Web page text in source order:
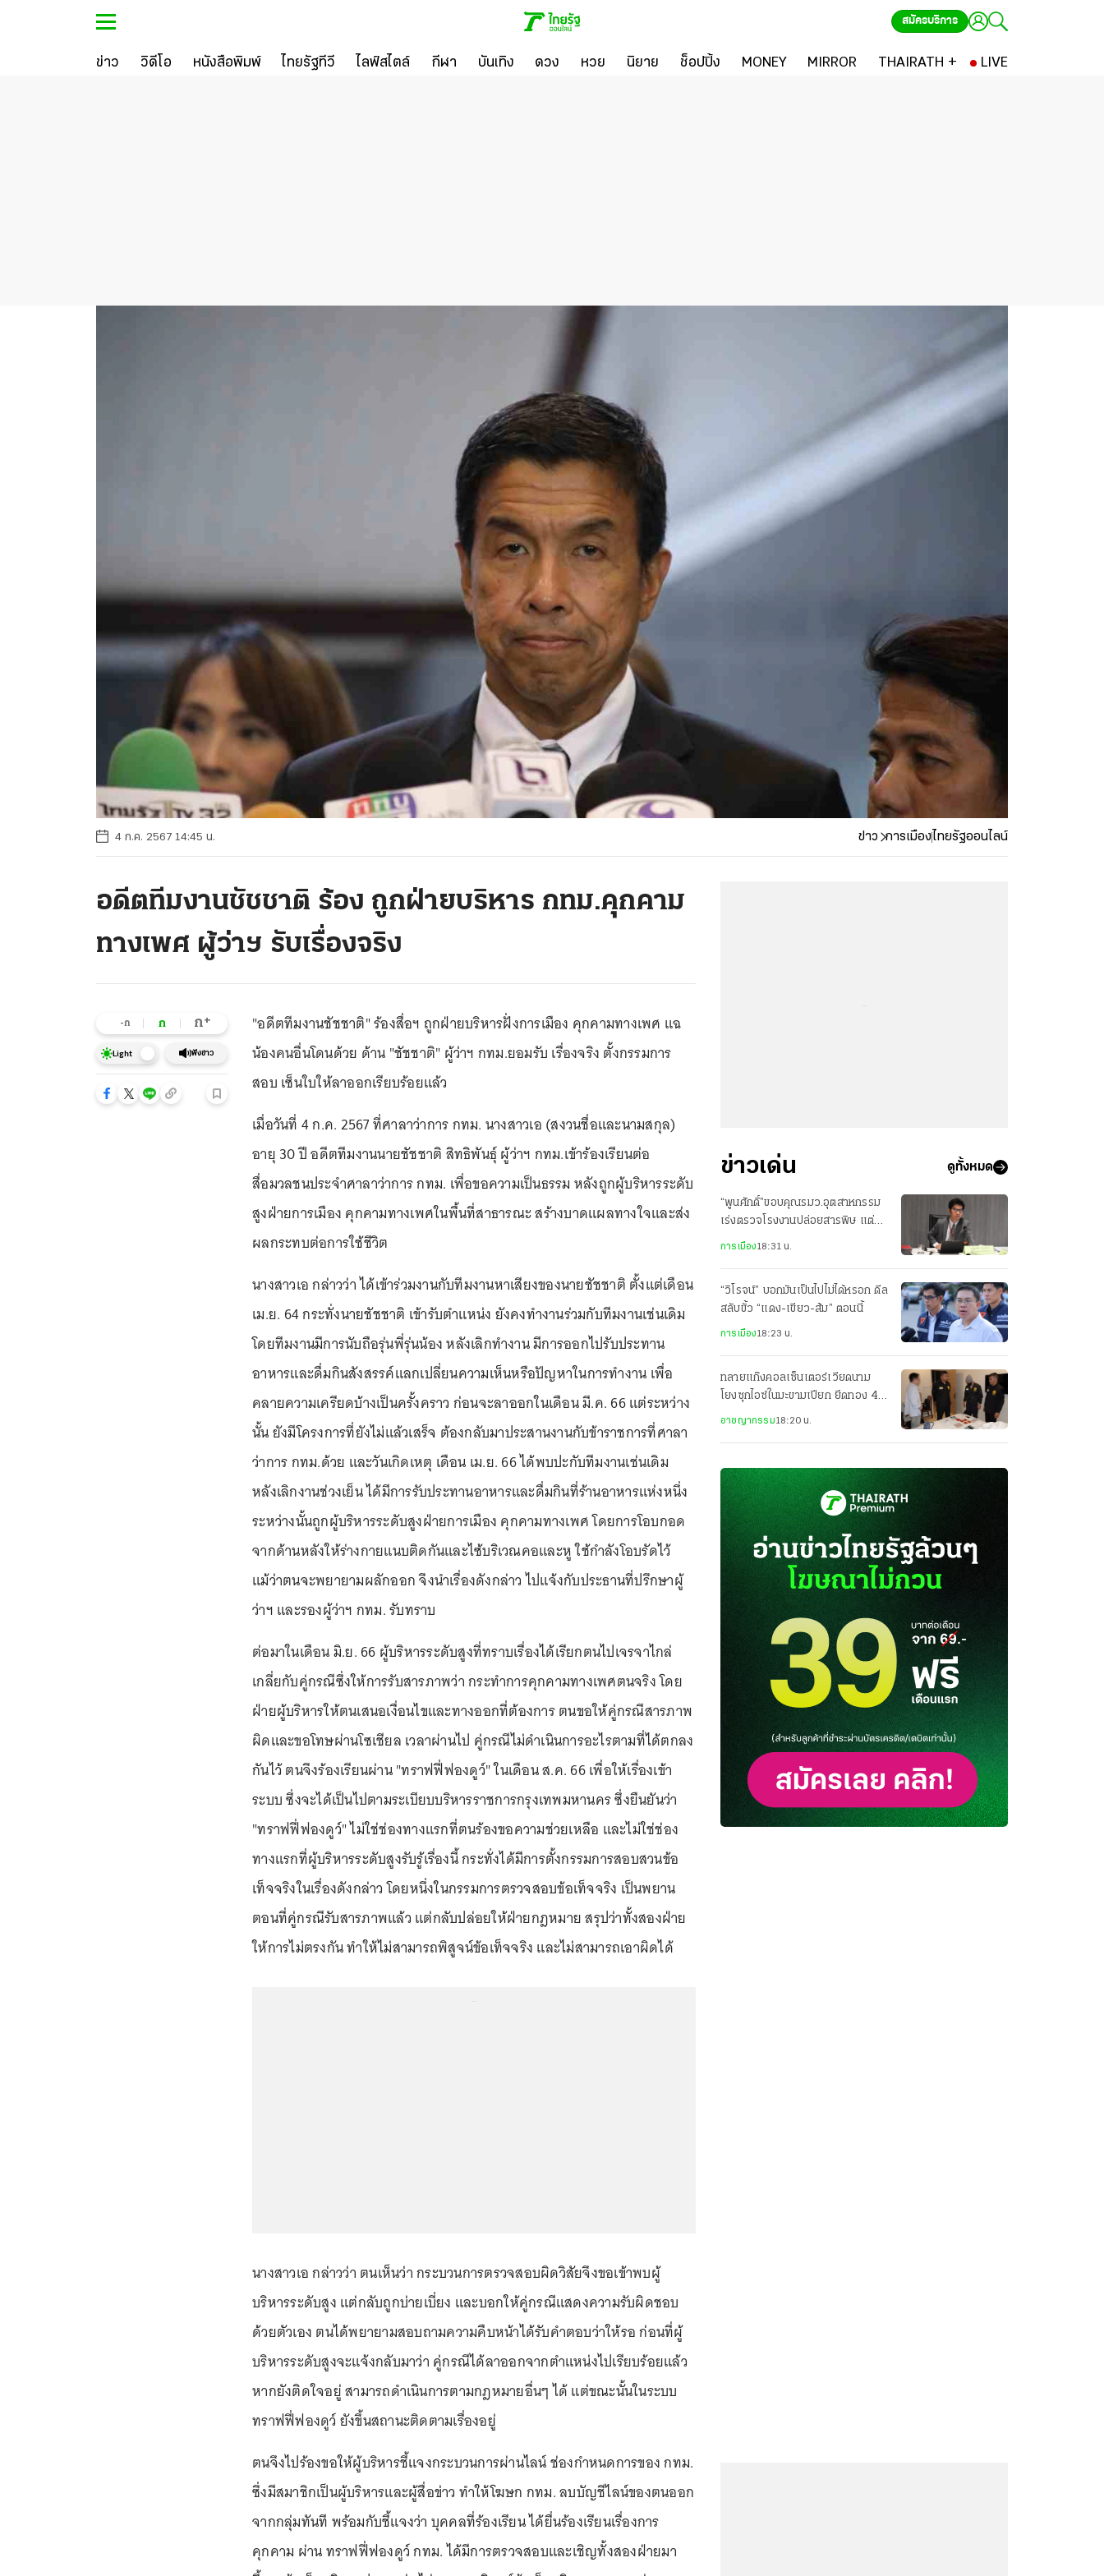
สมัครบริการ
ข่าว วิดีโอ หนังสือพิมพ์ ไทยรัฐทีวี ไลฟ์สไตล์ กีฬา บันเทิง ดวง หวย นิยาย ช็อปปิ้ง MONEY MIRROR THAIRATH + LIVE
4 ก.ค. 2567 14:45 น. ข่าว การเมืองไทยรัฐออนไลน์
อดีตทีมงานชัชชาติ ร้อง ถูกฝ่ายบริหาร กทม.คุกคาม
ทางเพศ ผู้ว่าฯ รับเรื่องจริง
-ก ก ก+
Light ฟังข่าว
"อดีตทีมงานชัชชาติ" ร้องสื่อฯ ถูกฝ่ายบริหารฝั่งการเมือง คุกคามทางเพศ แฉ
น้องคนอื่นโดนด้วย ด้าน "ชัชชาติ" ผู้ว่าฯ กทม.ยอมรับ เรื่องจริง ตั้งกรรมการ
สอบ เซ็นใบให้ลาออกเรียบร้อยแล้ว
เมื่อวันที่ 4 ก.ค. 2567 ที่ศาลาว่าการ กทม. นางสาวเอ (สงวนชื่อและนามสกุล)
อายุ 30 ปี อดีตทีมงานนายชัชชาติ สิทธิพันธุ์ ผู้ว่าฯ กทม.เข้าร้องเรียนต่อ
สื่อมวลชนประจำศาลาว่าการ กทม. เพื่อขอความเป็นธรรม หลังถูกผู้บริหารระดับ
สูงฝ่ายการเมือง คุกคามทางเพศในพื้นที่สาธารณะ สร้างบาดแผลทางใจและส่ง
ผลกระทบต่อการใช้ชีวิต
นางสาวเอ กล่าวว่า ได้เข้าร่วมงานกับทีมงานหาเสียงของนายชัชชาติ ตั้งแต่เดือน
เม.ย. 64 กระทั่งนายชัชชาติ เข้ารับตำแหน่ง ยังคงทำงานร่วมกับทีมงานเช่นเดิม
โดยทีมงานมีการนับถือรุ่นพี่รุ่นน้อง หลังเลิกทำงาน มีการออกไปรับประทาน
อาหารและดื่มกินสังสรรค์แลกเปลี่ยนความเห็นหรือปัญหาในการทำงาน เพื่อ
คลายความเครียดบ้างเป็นครั้งคราว ก่อนจะลาออกในเดือน มี.ค. 66 แต่ระหว่าง
นั้น ยังมีโครงการที่ยังไม่แล้วเสร็จ ต้องกลับมาประสานงานกับข้าราชการที่ศาลา
ว่าการ กทม.ด้วย และวันเกิดเหตุ เดือน เม.ย. 66 ได้พบปะกับทีมงานเช่นเดิม
หลังเลิกงานช่วงเย็น ได้มีการรับประทานอาหารและดื่มกินที่ร้านอาหารแห่งหนึ่ง
ระหว่างนั้นถูกผู้บริหารระดับสูงฝ่ายการเมือง คุกคามทางเพศ โดยการโอบกอด
จากด้านหลังให้ร่างกายแนบติดกันและไซ้บริเวณคอและหู ใช้กำลังโอบรัดไว้
แม้ว่าตนจะพยายามผลักออก จึงนำเรื่องดังกล่าว ไปแจ้งกับประธานที่ปรึกษาผู้
ว่าฯ และรองผู้ว่าฯ กทม. รับทราบ
ต่อมาในเดือน มิ.ย. 66 ผู้บริหารระดับสูงที่ทราบเรื่องได้เรียกตนไปเจรจาไกล่
เกลี่ยกับคู่กรณีซึ่งให้การรับสารภาพว่า กระทำการคุกคามทางเพศตนจริง โดย
ฝ่ายผู้บริหารให้ตนเสนอเงื่อนไขและทางออกที่ต้องการ ตนขอให้คู่กรณีสารภาพ
ผิดและขอโทษผ่านโซเชียล เวลาผ่านไป คู่กรณีไม่ดำเนินการอะไรตามที่ได้ตกลง
กันไว้ ตนจึงร้องเรียนผ่าน "ทราฟฟี่ฟองดูว์" ในเดือน ส.ค. 66 เพื่อให้เรื่องเข้า
ระบบ ซึ่งจะได้เป็นไปตามระเบียบบริหารราชการกรุงเทพมหานคร ซึ่งยืนยันว่า
"ทราฟฟี่ฟองดูว์" ไม่ใช่ช่องทางแรกที่ตนร้องขอความช่วยเหลือ และไม่ใช่ช่อง
ทางแรกที่ผู้บริหารระดับสูงรับรู้เรื่องนี้ กระทั่งได้มีการตั้งกรรมการสอบสวนข้อ
เท็จจริงในเรื่องดังกล่าว โดยหนึ่งในกรรมการตรวจสอบข้อเท็จจริง เป็นพยาน
ตอนที่คู่กรณีรับสารภาพแล้ว แต่กลับปล่อยให้ฝ่ายกฎหมาย สรุปว่าทั้งสองฝ่าย
ให้การไม่ตรงกัน ทำให้ไม่สามารถพิสูจน์ข้อเท็จจริง และไม่สามารถเอาผิดได้
นางสาวเอ กล่าวว่า ตนเห็นว่า กระบวนการตรวจสอบผิดวิสัยจึงขอเข้าพบผู้
บริหารระดับสูง แต่กลับถูกบ่ายเบี่ยง และบอกให้คู่กรณีแสดงความรับผิดชอบ
ด้วยตัวเอง ตนได้พยายามสอบถามความคืบหน้าได้รับคำตอบว่าให้รอ ก่อนที่ผู้
บริหารระดับสูงจะแจ้งกลับมาว่า คู่กรณีได้ลาออกจากตำแหน่งไปเรียบร้อยแล้ว
หากยังติดใจอยู่ สามารถดำเนินการตามกฎหมายอื่นๆ ได้ แต่ขณะนั้นในระบบ
ทราฟฟี่ฟองดูว์ ยังขึ้นสถานะติดตามเรื่องอยู่
ตนจึงไปร้องขอให้ผู้บริหารชี้แจงกระบวนการผ่านไลน์ ช่องกำหนดการของ กทม.
ซึ่งมีสมาชิกเป็นผู้บริหารและผู้สื่อข่าว ทำให้โฆษก กทม. ลบบัญชีไลน์ของตนออก
จากกลุ่มทันที พร้อมกับชี้แจงว่า บุคคลที่ร้องเรียน ได้ยื่นร้องเรียนเรื่องการ
คุกคาม ผ่าน ทราฟฟี่ฟองดูว์ กทม. ได้มีการตรวจสอบและเชิญทั้งสองฝ่ายมา
ข่าวเด่น ดูทั้งหมด
“พูนศักดิ์”ขอบคุณรมว.อุตสาหกรรม
เร่งตรวจโรงงานปล่อยสารพิษ แต่
สงสัยทำไมแค่สั่งปรับปรุง
การเมือง18:31 น.
“วิโรจน์” บอกมันเป็นไปไม่ได้หรอก ดีล
สลับขั้ว “แดง-เขียว-ส้ม” ตอนนี้
การเมือง18:23 น.
ทลายแก๊งคอลเซ็นเตอร์เวียดนาม
โยงซุกไอซ์ในมะขามเปียก ยึดทอง 40
อาชญากรรม18:20 น.